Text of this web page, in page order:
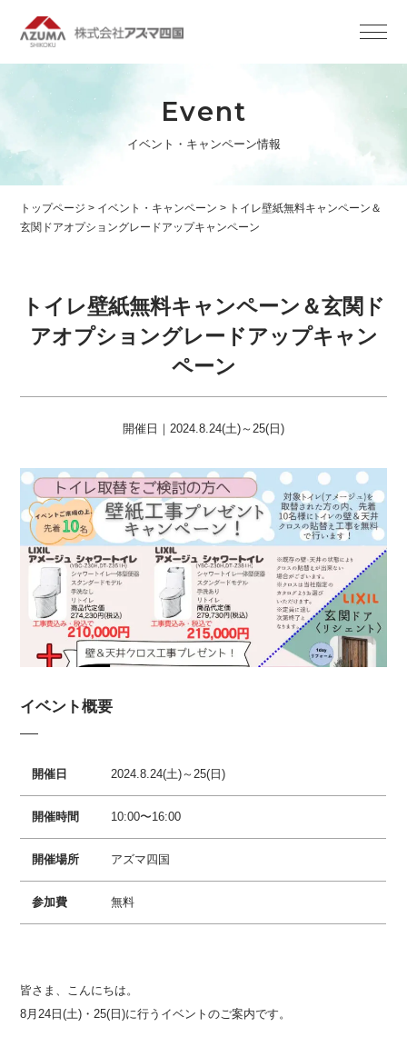
Event
イベント・キャンペーン情報
トップページ > イベント・キャンペーン > トイレ壁紙無料キャンペーン＆
玄関ドアオプショングレードアップキャンペーン
トイレ壁紙無料キャンペーン＆玄関ド
アオプショングレードアップキャン
ペーン
開催日｜ 2024.8.24(土)～25(日)
イベント概要
開催日 2024.8.24(土)～25(日)
開催時間 10:00〜16:00
開催場所 アズマ四国
参加費 無料
皆さま、こんにちは。
8月24日(土)・25(日)に行うイベントのご案内です。